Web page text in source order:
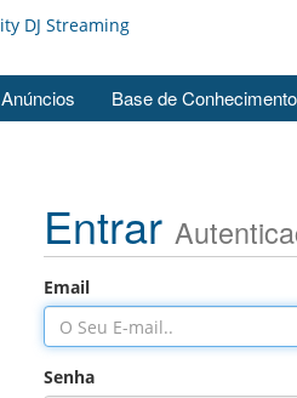
Anúncios Base de Conhecimento
Entrar
Email
Senha